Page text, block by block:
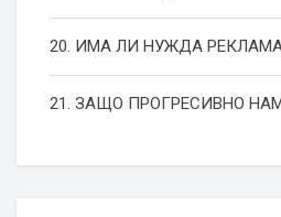
20. ИМА ЛИ НУЖДА
21. ЗАЩО ПРОГРЕСИВНО